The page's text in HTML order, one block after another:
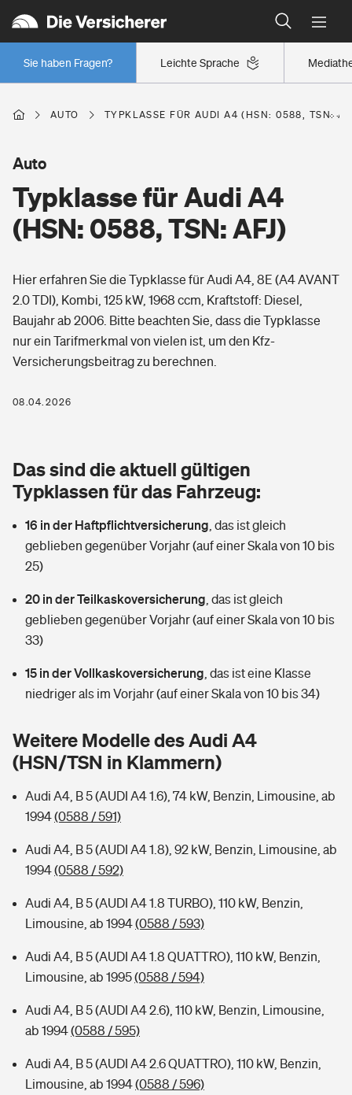
Leichte Sprache
Sie haben Fragen?
Wer versichert was: Jetzt Versicherer finden
Regionalklassen: So ist Ihre Region eingestuft
Wer versichert was: Jetzt Versicherer finden
Berufsunfähigkeitsversicherung
Erwerbsunfähigkeitsversicherung
Grundfähigkeitsversicherung
Arbeitsrechtsschutz
Berufshaftpflichtversicherung
Zur Übersicht
Tools
Wer versichert was: Jetzt Versicherer finden
Sie haben Fragen?
Wohnen
Glasversicherung
Mietkautionsversicherung
Restkreditversicherung
Zur Übersicht
Tools
Hochwasser-Check: Wie gefährdet ist Ihr Haus?
Sie haben Fragen?
Freizeit
Pri­vate Haft­pflicht­
Kinderunfall­ver­si­che­rung
Kinderinvalidität
Hundehalter-Haftpflicht
Handyversicherung
Private Cyberversicherung
Zur Übersicht
Kinderunfall-Check: Mehr Sicherheit für deine Kids
Typklassen: So ist Ihr Auto eingestuft
Sie haben Fragen?
Gesundheit
Private Krankenversicherung
Dread-Disease-Versicherung
Tierkrankenversicherung
Zur Übersicht
Tools
Wer versichert was: Jetzt Versicherer finden
Rentenrechner: Wie viel Geld bekomme ich im Alter?
AUTO TYPKLASSE FÜR AUDI A4 (HSN: 0588, TSN:
Typklasse für Audi A4
(HSN: 0588, TSN: AFJ)
Auto
Hier erfahren Sie die Typklasse für Audi A4, 8E (A4 AVANT
2.0 TDI), Kombi, 125 kW, 1968 ccm, Kraftstoff: Diesel,
Baujahr ab 2006. Bitte beachten Sie, dass die Typklasse
nur ein Tarifmerkmal von vielen ist, um den Kfz-
Versicherungsbeitrag zu berechnen.
08.04.2026
Das sind die aktuell gültigen
Typklassen für das Fahrzeug:
16 in der Haftpflichtversicherung das ist gleich
geblieben gegenüber Vorjahr (auf einer Skala von 10 bis
25)
20 in der Teilkaskoversicherung das ist gleich
geblieben gegenüber Vorjahr (auf einer Skala von 10 bis
33)
15 in der Vollkaskoversicherung das ist eine Klasse
niedriger als im Vorjahr (auf einer Skala von 10 bis 34)
Weitere Modelle des Audi A4
(HSN/TSN in Klammern)
Audi A4, B 5 (AUDI A4 1.6), 74 kW, Benzin, Limousine, ab
1994(0588 / 591)
Audi A4, B 5 (AUDI A4 1.8), 92 kW, Benzin, Limousine, ab
1994(0588 / 592)
Audi A4, B 5 (AUDI A4 1.8 TURBO), 110 kW, Benzin,
Limousine, ab 1994(0588 / 593)
Audi A4, B 5 (AUDI A4 1.8 QUATTRO), 110 kW, Benzin,
Limousine, ab 1995(0588 / 594)
Audi A4, B 5 (AUDI A4 2.6), 110 kW, Benzin, Limousine,
ab 1994(0588 / 595)
Audi A4, B 5 (AUDI A4 2.6 QUATTRO), 110 kW, Benzin,
Limousine, ab 1994(0588 / 596)